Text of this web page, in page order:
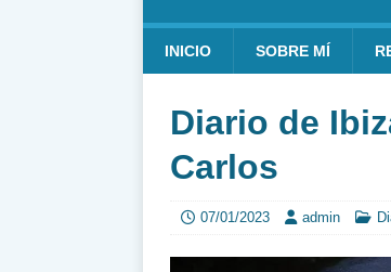
INICIO SOBRE MÍ
Diario de
Carlos
07/01/2023 admin